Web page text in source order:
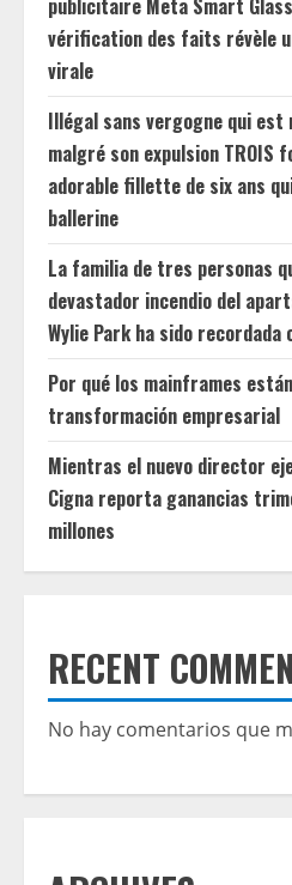
publicitaire Meta Smart
vérification des faits révèle
virale
Illégal sans vergogne qui
malgré son expulsion TROIS
adorable fillette de six ans
ballerine
La familia de tres personas
devastador incendio del
Wylie Park ha sido recordada
Por qué los mainframes
transformación empresarial
Mientras el nuevo director
Cigna reporta ganancias
millones
RECENT
No hay comentarios que